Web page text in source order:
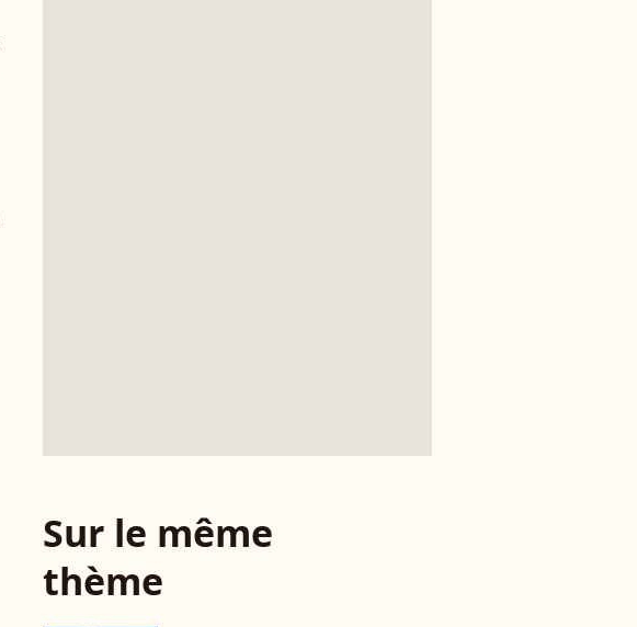
Sur le même
thème